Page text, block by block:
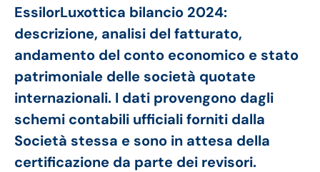
EssilorLuxottica bilancio 2024:
descrizione, analisi del fatturato,
andamento del conto economico e stato
patrimoniale delle società quotate
internazionali. I dati provengono dagli
schemi contabili ufficiali forniti dalla
Società stessa e sono in attesa della
certificazione da parte dei revisori.